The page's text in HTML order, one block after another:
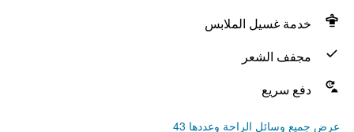
خدمة غسيل الملابس
مجفف الشعر
دفع سريع
عرض جميع وسائل الراحة وعددها 43